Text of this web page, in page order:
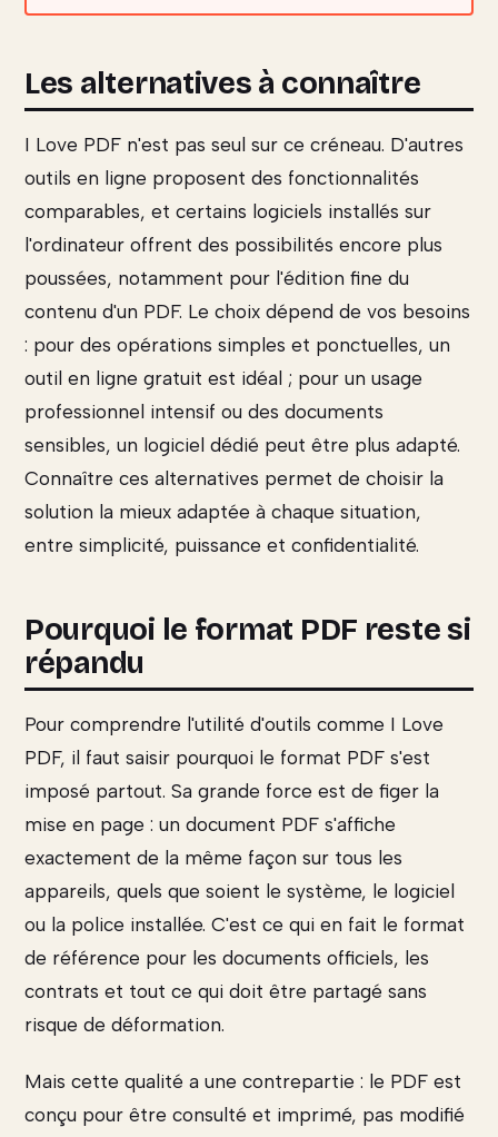
Les alternatives à connaître
I Love PDF n'est pas seul sur ce créneau. D'autres
outils en ligne proposent des fonctionnalités
comparables, et certains logiciels installés sur
l'ordinateur offrent des possibilités encore plus
poussées, notamment pour l'édition fine du
contenu d'un PDF. Le choix dépend de vos besoins
: pour des opérations simples et ponctuelles, un
outil en ligne gratuit est idéal ; pour un usage
professionnel intensif ou des documents
sensibles, un logiciel dédié peut être plus adapté.
Connaître ces alternatives permet de choisir la
solution la mieux adaptée à chaque situation,
entre simplicité, puissance et confidentialité.
Pourquoi le format PDF reste si
répandu
Pour comprendre l'utilité d'outils comme I Love
PDF, il faut saisir pourquoi le format PDF s'est
imposé partout. Sa grande force est de figer la
mise en page : un document PDF s'affiche
exactement de la même façon sur tous les
appareils, quels que soient le système, le logiciel
ou la police installée. C'est ce qui en fait le format
de référence pour les documents officiels, les
contrats et tout ce qui doit être partagé sans
risque de déformation.
Mais cette qualité a une contrepartie : le PDF est
conçu pour être consulté et imprimé, pas modifié